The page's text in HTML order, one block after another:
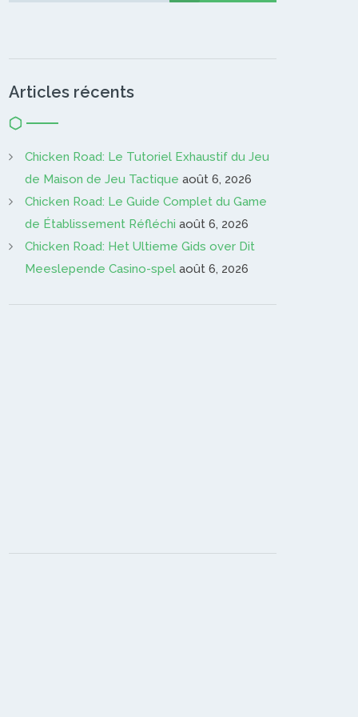
Articles récents
Chicken Road: Le Tutoriel Exhaustif du Jeu
de Maison de Jeu Tactique août 6, 2026
Chicken Road: Le Guide Complet du Game
de Établissement Réfléchi août 6, 2026
Chicken Road: Het Ultieme Gids over Dit
Meeslepende Casino-spel août 6, 2026